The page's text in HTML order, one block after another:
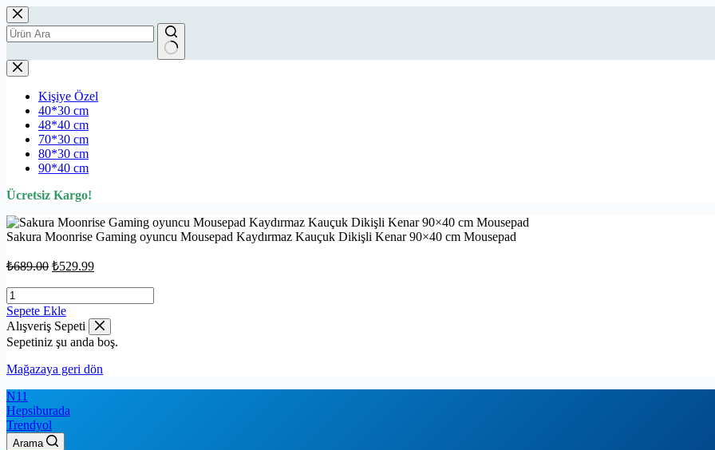
Kişiye Özel
40*30 cm
48*40 cm
70*30 cm
80*30 cm
90*40 cm
Ücretsiz Kargo!
Sakura Moonrise Gaming oyuncu Mousepad Kaydırmaz Kauçuk Dikişli Kenar 90×40 cm Mousepad
₺689.00 ₺529.99
Sepete Ekle
Alışveriş Sepeti
Sepetiniz şu anda boş.
Mağazaya geri dön
N11
Hepsiburada
Trendyol
Arama